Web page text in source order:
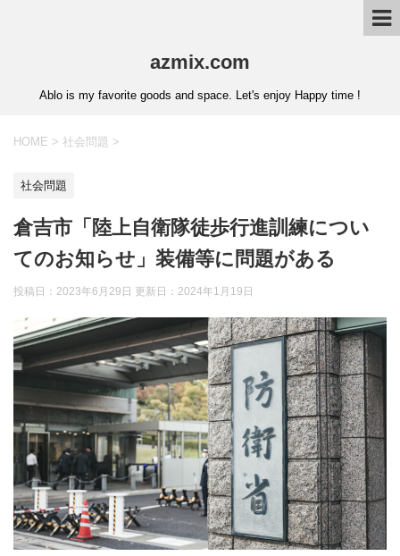
azmix.com
Ablo is my favorite goods and space. Let's enjoy Happy time !
HOME > 社会問題 >
社会問題
倉吉市「陸上自衛隊徒歩行進訓練につい
てのお知らせ」装備等に問題がある
投稿日：2023年6月29日 更新日： 2024年1月19日